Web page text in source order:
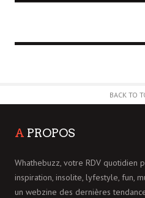
BACK TO
A PROPOS
Whathebuzz, votre RDV quotidien
inspiration, insolite, lyfestyle, fun,
un webzine des dernières